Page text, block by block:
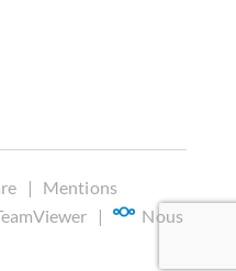
| Mentions
|
Nous